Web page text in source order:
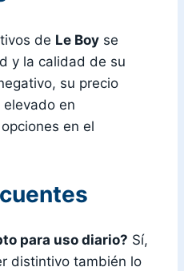
de Le Boy se
y la calidad de su
su precio
en
en el
para uso diario? Sí,
distintivo también lo